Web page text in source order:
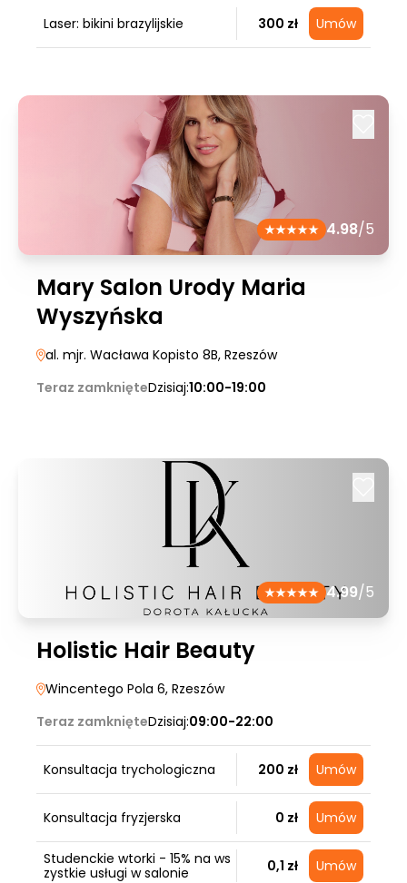
Laser: bikini brazylijskie 300 zł Umów
4.98/5
Mary Salon Urody Maria
Wyszyńska
al. mjr. Wacława Kopisto 8B, Rzeszów
Teraz zamknięteDzisiaj:10:00-19:00
4.99/5
Holistic Hair Beauty
Wincentego Pola 6, Rzeszów
Teraz zamknięteDzisiaj:09:00-22:00
Konsultacja trychologiczna 200 zł Umów
Konsultacja fryzjerska 0 zł Umów
Studenckie wtorki - 15% na ws
zystkie usługi w salonie
0,1 zł Umów